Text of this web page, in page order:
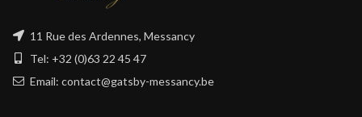
11 Rue des Ardennes, Messancy
Tel: +32 (0)63 22 45 47
Email: contact@gatsby-messancy.be